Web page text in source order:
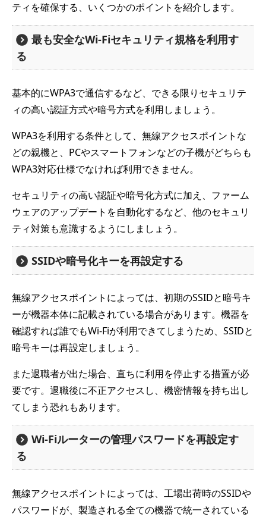
ティを確保する、いくつかのポイントを紹介します。
最も安全なWi-Fiセキュリティ規格を利用す
る
基本的にWPA3で通信するなど、できる限りセキュリテ
ィの高い認証方式や暗号方式を利用しましょう。
WPA3を利用する条件として、無線アクセスポイントな
どの親機と、PCやスマートフォンなどの子機がどちらも
WPA3対応仕様でなければ利用できません。
セキュリティの高い認証や暗号化方式に加え、ファーム
ウェアのアップデートを自動化するなど、他のセキュリ
ティ対策も意識するようにしましょう。
SSIDや暗号化キーを再設定する
無線アクセスポイントによっては、初期のSSIDと暗号キ
ーが機器本体に記載されている場合があります。機器を
確認すれば誰でもWi-Fiが利用できてしまうため、SSIDと
暗号キーは再設定しましょう。
また退職者が出た場合、直ちに利用を停止する措置が必
要です。退職後に不正アクセスし、機密情報を持ち出し
てしまう恐れもあります。
Wi-Fiルーターの管理パスワードを再設定す
る
無線アクセスポイントによっては、工場出荷時のSSIDや
パスワードが、製造される全ての機器で統一されている